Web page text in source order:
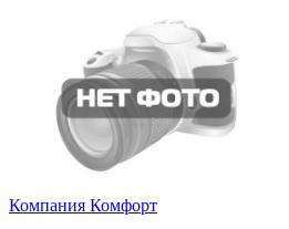
Компания Комфорт